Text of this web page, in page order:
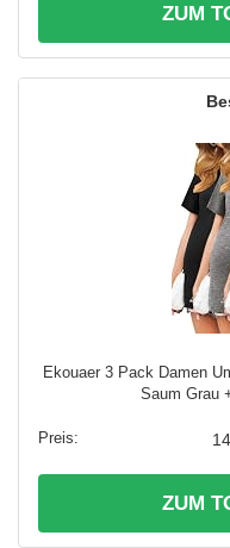
ZUM
Ekouaer 3 Pack Damen
Saum Grau
ZUM